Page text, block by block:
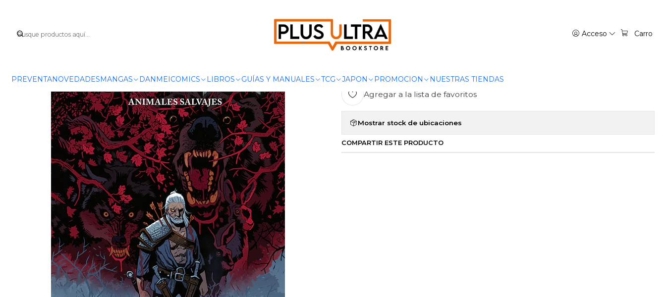
Acceso Carro
PREVENTANOVEDADESMANGAS DANMEICOMICS LIBROS GUÍAS Y MANUALES TCG JAPON PROMOCION NUESTRAS TIENDAS
|
THE WITCHER 08. ANIMALES SALVAJES
Agregar a la lista de favoritos
Mostrar stock de ubicaciones
COMPARTIR ESTE PRODUCTO